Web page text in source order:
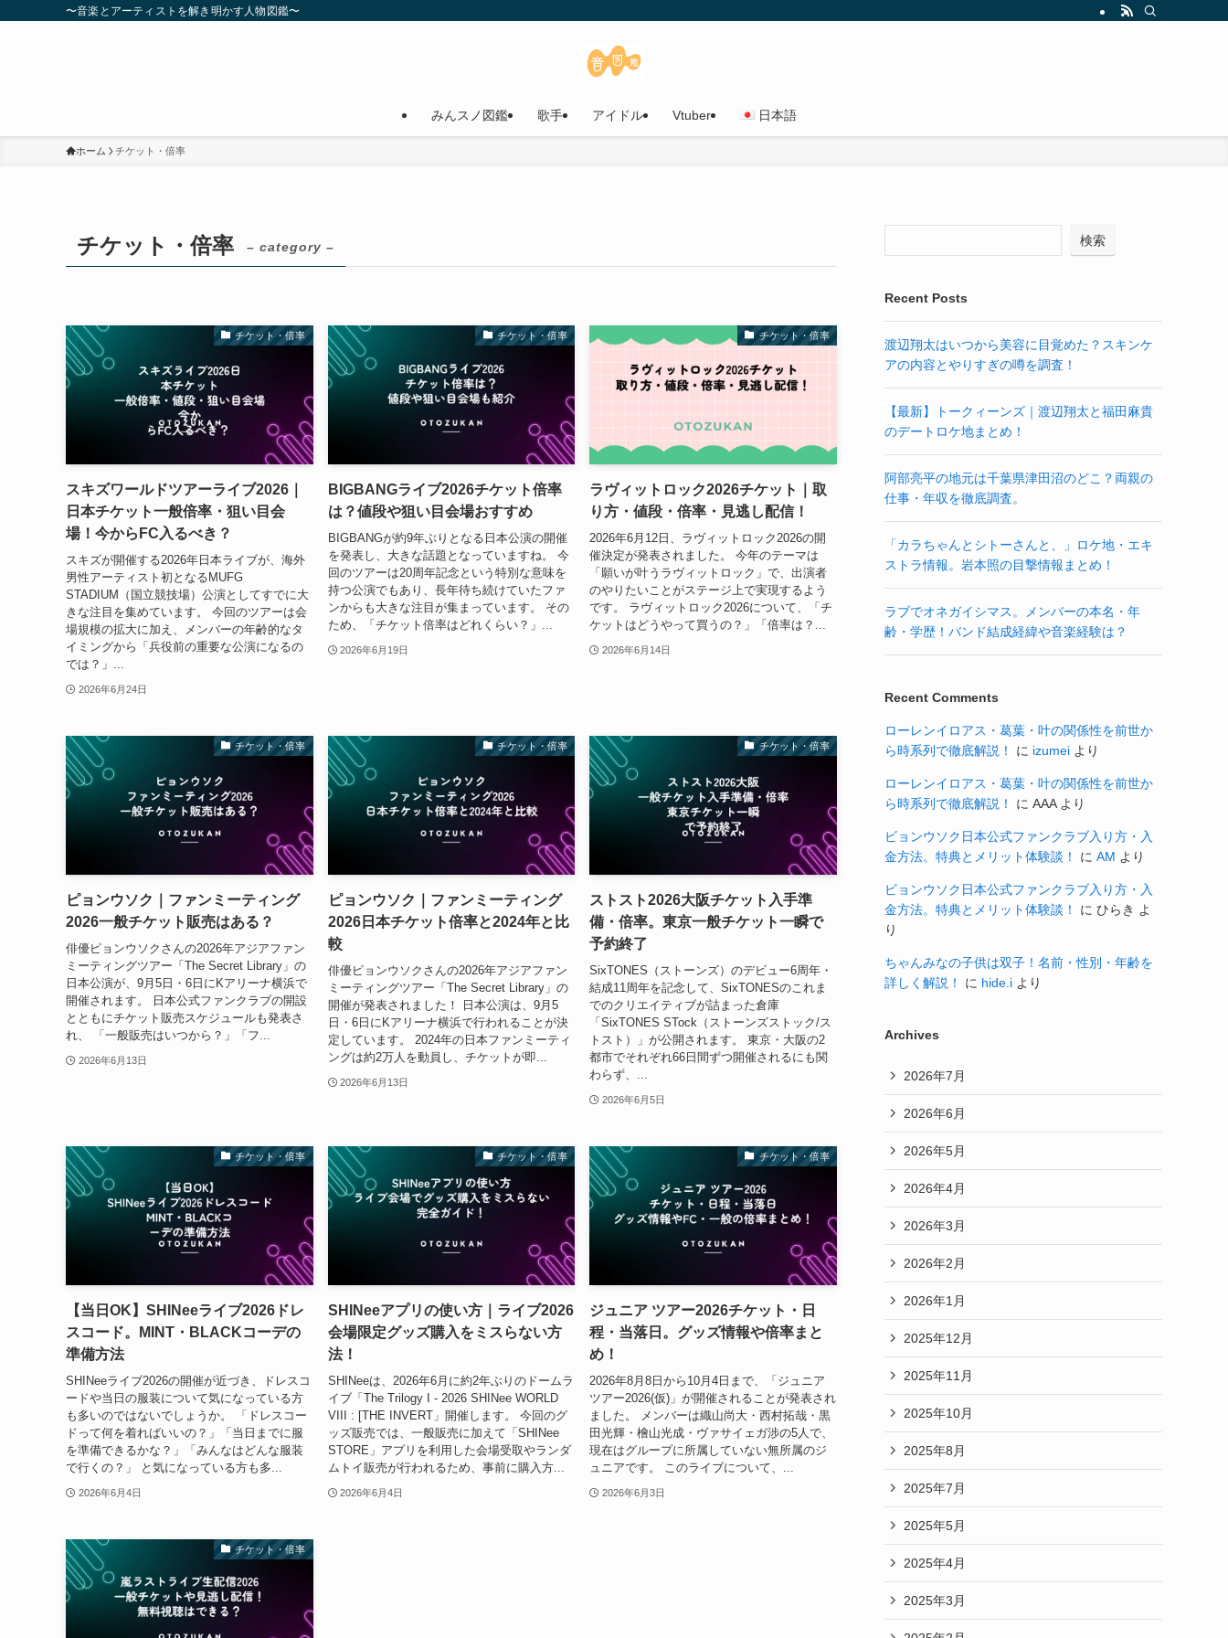
〜音楽とアーティストを解き明かす人物図鑑〜
みんスノ図鑑 歌手 アイドル Vtuber 日本語
ホーム チケット・倍率
チケット・倍率 – category –
チケット・倍率
スキズワールドツアーライブ2026｜
日本チケット一般倍率・狙い目会
場！今からFC入るべき？
スキズが開催する2026年日本ライブが、海外
男性アーティスト初となるMUFG
STADIUM（国立競技場）公演としてすでに大
きな注目を集めています。 今回のツアーは会
場規模の拡大に加え、メンバーの年齢的なタ
イミングから「兵役前の重要な公演になるの
では？」...
2026年6月24日
チケット・倍率
BIGBANGライブ2026チケット倍率
は？値段や狙い目会場おすすめ
BIGBANGが約9年ぶりとなる日本公演の開催
を発表し、大きな話題となっていますね。 今
回のツアーは20周年記念という特別な意味を
持つ公演でもあり、長年待ち続けていたファ
ンからも大きな注目が集まっています。 その
ため、「チケット倍率はどれくらい？」...
2026年6月19日
チケット・倍率
ラヴィットロック2026チケット｜取
り方・値段・倍率・見逃し配信！
2026年6月12日、ラヴィットロック2026の開
催決定が発表されました。 今年のテーマは
「願いが叶うラヴィットロック」で、出演者
のやりたいことがステージ上で実現するよう
です。 ラヴィットロック2026について、「チ
ケットはどうやって買うの？」「倍率は？...
2026年6月14日
チケット・倍率
ピョンウソク｜ファンミーティング
2026一般チケット販売はある？
俳優ピョンウソクさんの2026年アジアファン
ミーティングツアー「The Secret Library」の
日本公演が、9月5日・6日にKアリーナ横浜で
開催されます。 日本公式ファンクラブの開設
とともにチケット販売スケジュールも発表さ
れ、 「一般販売はいつから？」「フ...
2026年6月13日
チケット・倍率
ピョンウソク｜ファンミーティング
2026日本チケット倍率と2024年と比
較
俳優ピョンウソクさんの2026年アジアファン
ミーティングツアー「The Secret Library」の
開催が発表されました！ 日本公演は、9月5
日・6日にKアリーナ横浜で行われることが決
定しています。 2024年の日本ファンミーティ
ングは約2万人を動員し、チケットが即...
2026年6月13日
チケット・倍率
ストスト2026大阪チケット入手準
備・倍率。東京一般チケット一瞬で
予約終了
SixTONES（ストーンズ）のデビュー6周年・
結成11周年を記念して、SixTONESのこれま
でのクリエイティブが詰まった倉庫
「SixTONES STock（ストーンズストック/ス
トスト）」が公開されます。 東京・大阪の2
都市でそれぞれ66日間ずつ開催されるにも関
わらず、...
2026年6月5日
チケット・倍率
【当日OK】SHINeeライブ2026ドレ
スコード。MINT・BLACKコーデの
準備方法
SHINeeライブ2026の開催が近づき、ドレスコ
ードや当日の服装について気になっている方
も多いのではないでしょうか。 「ドレスコー
ドって何を着ればいいの？」「当日までに服
を準備できるかな？」「みんなはどんな服装
で行くの？」 と気になっている方も多...
2026年6月4日
チケット・倍率
SHINeeアプリの使い方｜ライブ2026
会場限定グッズ購入をミスらない方
法！
SHINeeは、2026年6月に約2年ぶりのドームラ
イブ「The Trilogy I - 2026 SHINee WORLD
VIII : [THE INVERT」開催します。 今回のグ
ッズ販売では、一般販売に加えて「SHINee
STORE」アプリを利用した会場受取やランダ
ムトイ販売が行われるため、事前に購入方...
2026年6月4日
チケット・倍率
ジュニア ツアー2026チケット・日
程・当落日。グッズ情報や倍率まと
め！
2026年8月8日から10月4日まで、「ジュニア
ツアー2026(仮)」が開催されることが発表され
ました。 メンバーは織山尚大・西村拓哉・黒
田光輝・檜山光成・ヴァサイェガ涉の5人で、
現在はグループに所属していない無所属のジ
ュニアです。 このライブについて、...
2026年6月3日
チケット・倍率
検索
Recent Posts
渡辺翔太はいつから美容に目覚めた？スキンケ
アの内容とやりすぎの噂を調査！
【最新】トークィーンズ｜渡辺翔太と福田麻貴
のデートロケ地まとめ！
阿部亮平の地元は千葉県津田沼のどこ？両親の
仕事・年収を徹底調査。
「カラちゃんとシトーさんと、」ロケ地・エキ
ストラ情報。岩本照の目撃情報まとめ！
ラブでオネガイシマス。メンバーの本名・年
齢・学歴！バンド結成経緯や音楽経験は？
Recent Comments
ローレンイロアス・葛葉・叶の関係性を前世か
ら時系列で徹底解説！
に izumei より
ローレンイロアス・葛葉・叶の関係性を前世か
ら時系列で徹底解説！
に AAAより
ビョンウソク日本公式ファンクラブ入り方・入
金方法。特典とメリット体験談！
に AM より
ビョンウソク日本公式ファンクラブ入り方・入
金方法。特典とメリット体験談！
に ひらき よ
り
ちゃんみなの子供は双子！名前・性別・年齢を
詳しく解説！
に hide.i より
Archives
2026年7月
2026年6月
2026年5月
2026年4月
2026年3月
2026年2月
2026年1月
2025年12月
2025年11月
2025年10月
2025年8月
2025年7月
2025年5月
2025年4月
2025年3月